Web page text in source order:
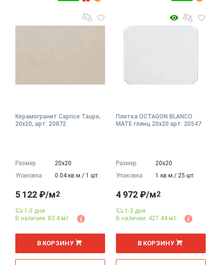
Керамогранит Caprice Taupe,
20x20, арт. 20872
Размер
20х20
Упаковка
0.04 кв.м./ 1 шт.
5 122 ₽/м2
1-3 дня
В наличии: 83.4 м2
м
В КОРЗИНУ
Плитка OCTAGON BLANCO
MATE глянц 20x20 арт. 20547
Размер
20х20
Упаковка
1 кв.м./ 25 шт.
4 972 ₽/м2
1-3 дня
В наличии: 427.44 м2
м
В КОРЗИНУ